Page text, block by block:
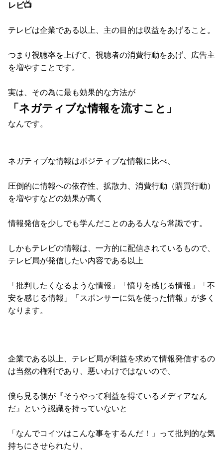
レビ📺
テレビは企業である以上、主の目的は収益をあげること。
つまり視聴率を上げて、視聴者の消費行動をあげ、広告主
を増やすことです。
実は、その為に最も効果的な方法が
「ネガティブな情報を流すこと」
なんです。
ネガティブな情報はポジティブな情報に比べ、
圧倒的に情報への依存性、拡散力、消費行動（購買行動）
を増やすなどの効果が高く
情報発信を少しでも学んだことのある人なら常識です。
しかもテレビの情報は、一方的に配信されているもので、
テレビ局が発信したい内容である以上
「批判したくなるような情報」「憤りを感じる情報」「不
安を感じる情報」「スポンサーに気を使った情報」が多く
なります。
企業である以上、テレビ局が利益を求めて情報発信するの
は当然の権利であり、悪いわけではないので、
僕ら見る側が『そうやって利益を得ているメディアなん
だ』という認識を持っていないと
「なんでコイツはこんな事をするんだ！」って批判的な気
持ちにさせられたり、